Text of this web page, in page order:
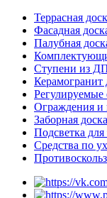
Террасная
Фасадная
Палубная
Ступени из
Керамогранит
Ограждения и
Заборная доска
Подсветка для
Средства по